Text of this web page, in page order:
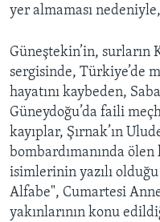
yer almaması
Güneştekin’in, surların
sergisinde, Türkiye’de
hayatını kaybeden,
Güneydoğu’da faili
kayıplar, Şırnak’ın
bombardımanında
isimlerinin yazılı
Alfabe", Cumartesi
yakınlarının konu